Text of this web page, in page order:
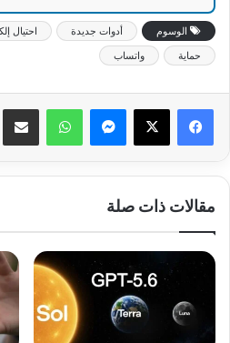
الوسوم أدوات جديدة احتيال
حماية
واتساب
ماسنجر واتساب
مقالات ذات صلة